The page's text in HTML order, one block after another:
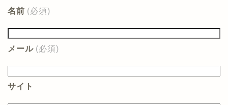
名前 (必須)
メール (必須)
サイト